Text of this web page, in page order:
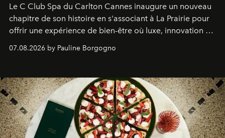
Le C Club Spa du Carlton Cannes inaugure un nouveau
chapitre de son histoire en s'associant à La Prairie pour
offrir une expérience de bien-être où luxe, innovation et
expertise se rencontrent.
07.08.2026 by Pauline Borgogno